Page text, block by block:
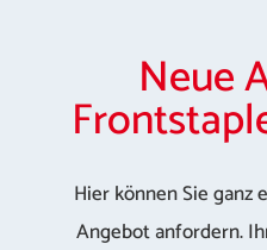
Neue
Hier können Sie
Angebot anfordern.